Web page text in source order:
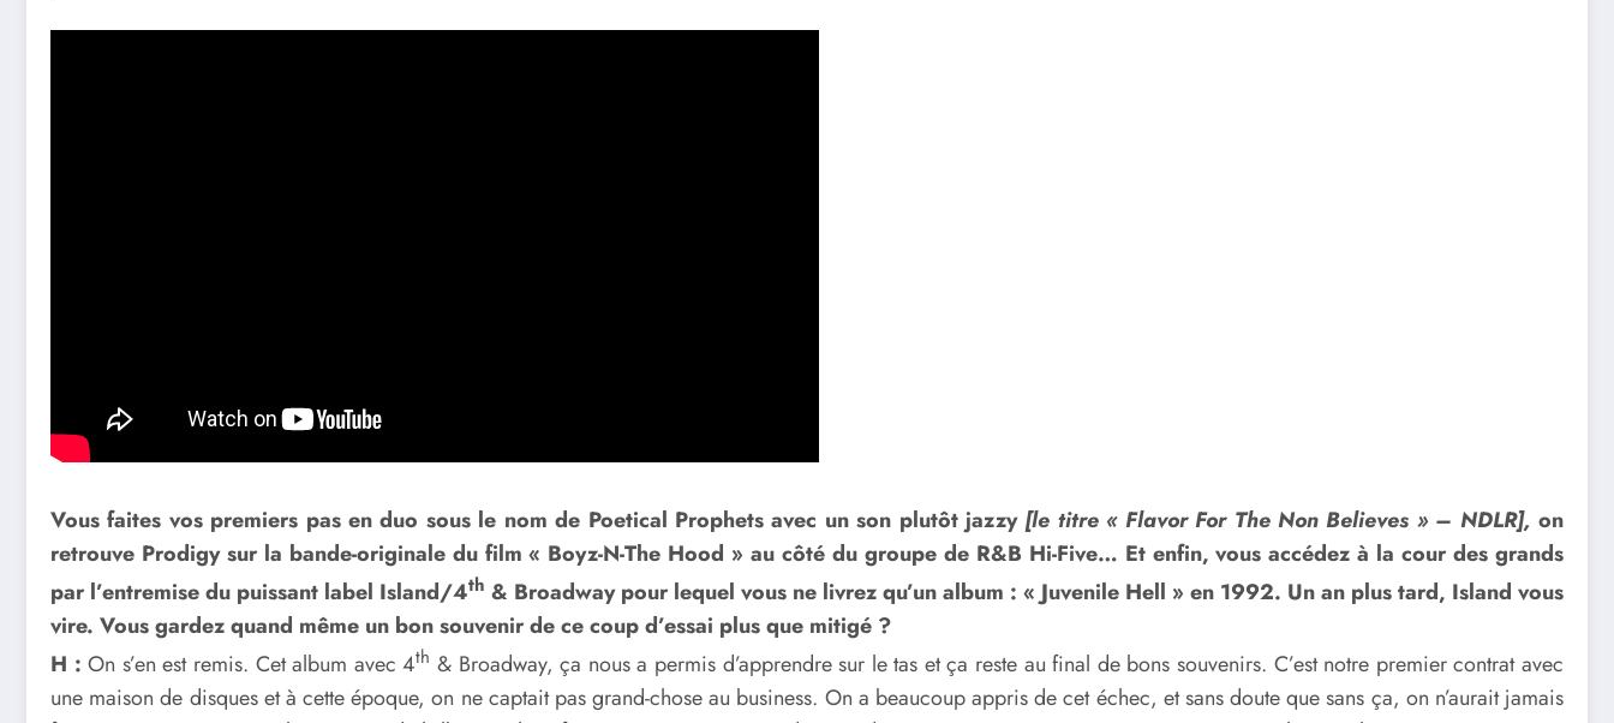
Vous faites vos premiers pas en duo sous le nom de Poetical Prophets avec un son plutôt jazzy [le titre « Flavor For The Non Believes » – NDLR], on
retrouve Prodigy sur la bande-originale du film « Boyz-N-The Hood » au côté du groupe de R&B Hi-Five… Et enfin, vous accédez à la cour des grands
par l’entremise du puissant label Island/4th & Broadway pour lequel vous ne livrez qu’un album : « Juvenile Hell » en 1992. Un an plus tard, Island vous
vire. Vous gardez quand même un bon souvenir de ce coup d’essai plus que mitigé ?
H :On s’en est remis. Cet album avec 4th & Broadway, ça nous a permis d’apprendre sur le tas et ça reste au final de bons souvenirs. C’est notre premier contrat avec
une maison de disques et à cette époque, on ne captait pas grand-chose au business. On a beaucoup appris de cet échec, et sans doute que sans ça, on n’aurait jamais